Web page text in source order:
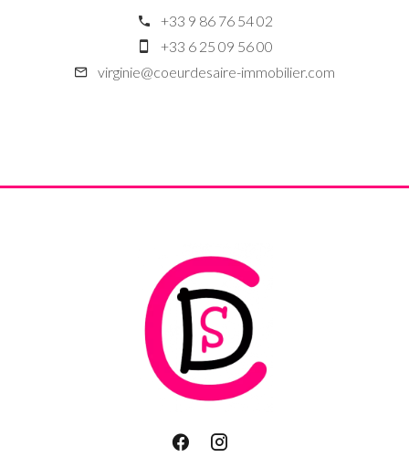
+33 9 86 76 54 02
+33 6 25 09 56 00
virginie@coeurdesaire-immobilier.com